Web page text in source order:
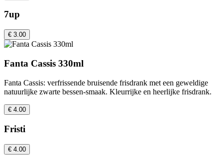
7up
€ 3.00
Fanta Cassis 330ml
Fanta Cassis: verfrissende bruisende frisdrank met een geweldige
natuurlijke zwarte bessen-smaak. Kleurrijke en heerlijke frisdrank.
€ 4.00
Fristi
€ 4.00